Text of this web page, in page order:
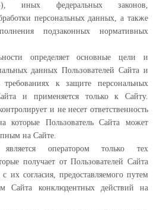
иных федеральных законов,
персональных данных, а также
подзаконных нормативных
определяет основные цели и
данных Пользователей Сайта и
к защите персональных
и применяется только к Сайту.
и не несет ответственность
которые Пользователь Сайта может
на Сайте.
оператором только тех
получает от Пользователей Сайта
их согласия, предоставляемого путем
Сайта конклюдентных действий на